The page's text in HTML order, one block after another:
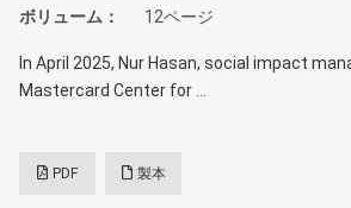
ボリューム
12ページ
In April 2025, Nur Hasan, social impact
Mastercard Center for …
PDF 製本